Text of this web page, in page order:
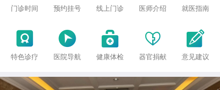
门诊时间 预约挂号 线上门诊 医师介绍 就医指南

特色诊疗

医院导航

健康体检

器官捐献

意见建议